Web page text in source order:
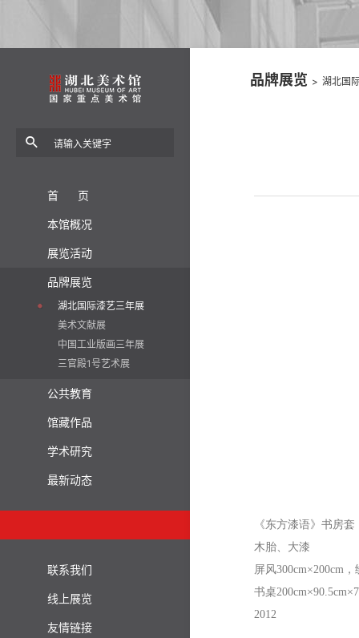
首 页
本馆概况
展览活动
品牌展览
湖北国际漆艺三年展
美术文献展
中国工业版画三年展
三官殿1号艺术展
公共教育
馆藏作品
学术研究
最新动态
联系我们
线上展览
友情链接
品牌展览 > 湖北国
《东方漆语》书
木胎、大漆
屏风300cm×200cm
书桌200cm×90.5cm×
2012